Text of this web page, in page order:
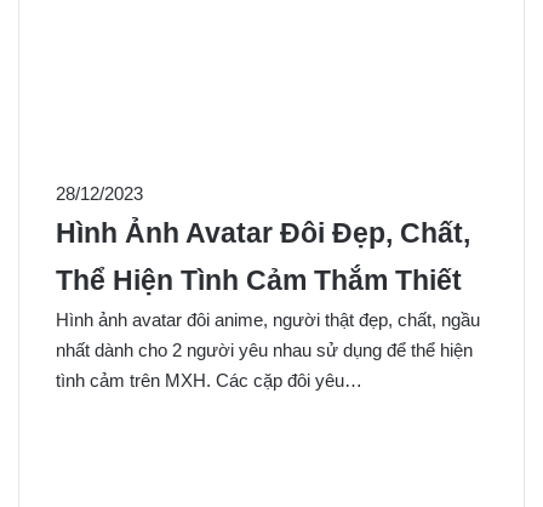
28/12/2023
Hình Ảnh Avatar Đôi Đẹp, Chất,
Thể Hiện Tình Cảm Thắm Thiết
Hình ảnh avatar đôi anime, người thật đẹp, chất, ngầu
nhất dành cho 2 người yêu nhau sử dụng để thể hiện
tình cảm trên MXH. Các cặp đôi yêu…